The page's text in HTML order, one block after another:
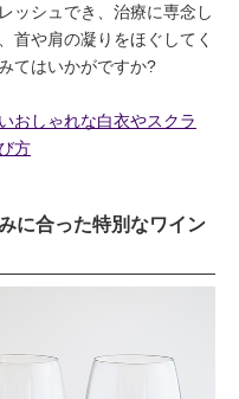
ッシュでき、治療に専念し
首や肩の凝りをほぐしてく
てはいかがですか?
おしゃれな白衣やスクラ
方
に合った特別なワイン